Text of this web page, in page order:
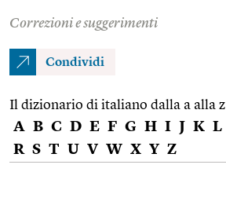
Correzioni e suggerimenti
Condividi
Il dizionario di italiano dalla a alla z
A B C D E F G H I J K L
R S T U V W X Y Z